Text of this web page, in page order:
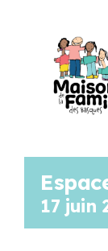
Mon Compte
OFFRES
17 juin